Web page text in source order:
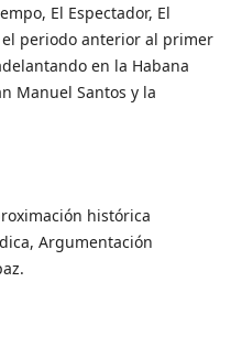
El Espectador, El
el periodo anterior al primer
en la Habana
Manuel Santos y la
histórica
Argumentación